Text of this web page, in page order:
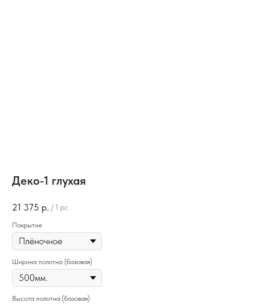
Деко-1 глухая
21 375 р. / 1 pc
Покрытие
Ширина полотна (базовая)
Высота полотна (базовая)